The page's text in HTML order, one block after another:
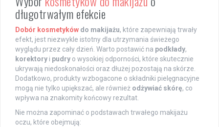
długotrwałym efekcie
Dobór kosmetyków do makijażu, które zapewniają trwały
efekt, jest niezwykle istotny dla utrzymania świeżego
wyglądu przez cały dzień. Warto postawić na podkłady,
korektory i pudry o wysokiej odporności, które skutecznie
ukrywają niedoskonałości oraz dłużej pozostają na skórze.
Dodatkowo, produkty wzbogacone o składniki pielęgnacyjne
mogą nie tylko upiększać, ale również odżywiać skórę, co
wpływa na znakomity końcowy rezultat.
Nie można zapominać o podstawach trwałego makijażu
oczu, które obejmują: